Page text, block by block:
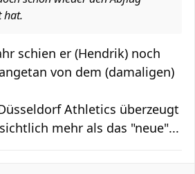
hat.
schien er (Hendrik) noch
von dem (damaligen)
Athletics überzeugt
mehr als das "neue"...